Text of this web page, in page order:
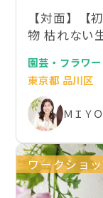
【対面】【
物 枯れない
園芸・フラワー
東京都 品川区
ＭＩＹ
ワークショ